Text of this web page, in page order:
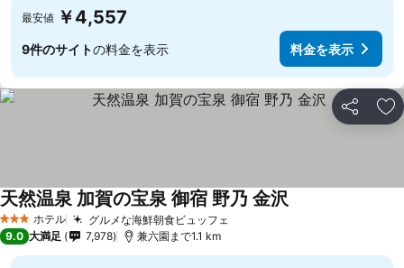
最安値 ￥4,557
9件のサイトの料金を表示 料金を表示
シェア お
3 ホテルのランク
ホテル グルメな海鮮朝食ビュッフェ
天然温泉 加賀の宝泉 御宿 野乃 金沢料金を表示
9.0 大満足 7,978 兼六園まで1.1 km